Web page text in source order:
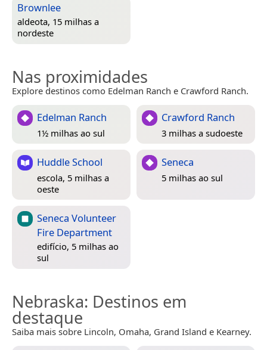
Brownlee
aldeota, 15 milhas a
nordeste
Nas proximidades
Explore destinos como Edelman Ranch e Crawford Ranch.
Edelman Ranch
1½ milhas ao sul
Crawford Ranch
3 milhas a sudoeste
Huddle School
escola, 5 milhas a
oeste
Seneca
5 milhas ao sul
Seneca Volunteer
Fire Department
edifício, 5 milhas ao
sul
Nebraska: Destinos em
destaque
Saiba mais sobre Lincoln, Omaha, Grand Island e Kearney.